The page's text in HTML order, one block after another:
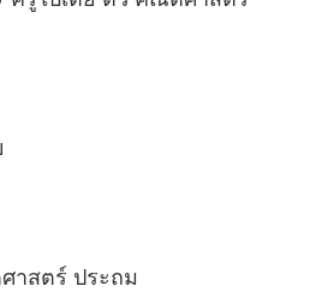
ตย
าสตร์ ประถม